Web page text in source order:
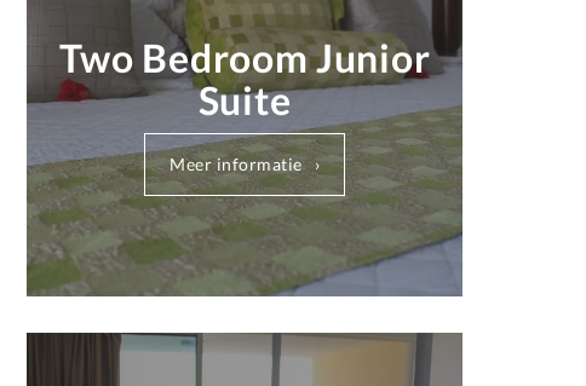
Two Bedroom Junior
Suite
Meer informatie